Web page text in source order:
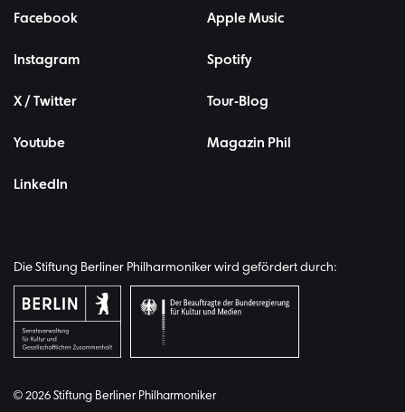
Facebook
Instagram
X / Twitter
Youtube
LinkedIn
Apple Music
Spotify
Tour-Blog
Magazin Phil
Die Stiftung Berliner Philharmoniker wird gefördert durch:
© 2026 Stiftung Berliner Philharmoniker